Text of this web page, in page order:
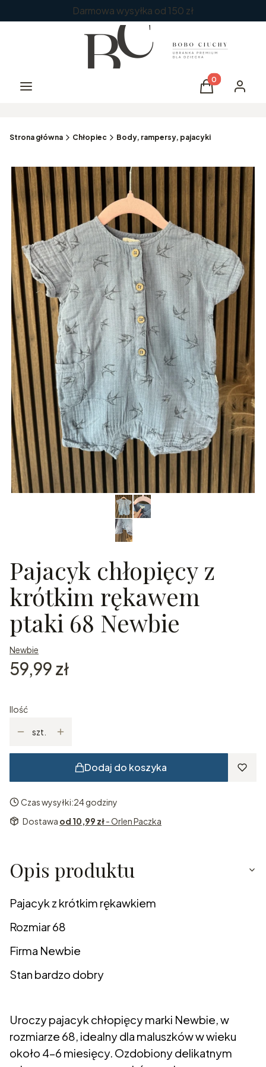
Darmowa wysyłka od 150 zł
Menu Produkty w
Koszyk
Strona główna Chłopiec Body, rampersy, pajacyki
Pajacyk chłopięcy z
krótkim rękawem
ptaki 68 Newbie
Newbie
Cena
59,99 zł
Ilość
szt.
Dodaj do koszyka
Czas wysyłki:24 godziny
Dostawa od 10,99 zł- Orlen Paczka
Opis produktu
Pajacyk z krótkim rękawkiem
Rozmiar 68
Firma Newbie
Stan bardzo dobry
Uroczy pajacyk chłopięcy marki Newbie, w
rozmiarze 68, idealny dla maluszków w wieku
około 4-6 miesięcy. Ozdobiony delikatnym